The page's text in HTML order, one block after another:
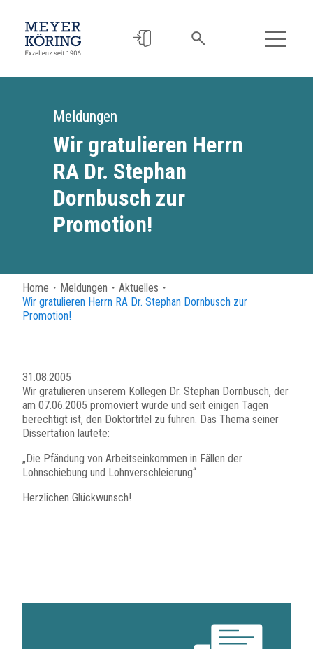
Meldungen
Wir gratulieren Herrn
RA Dr. Stephan
Dornbusch zur
Promotion!
Home ・ Meldungen ・ Aktuelles ・
Wir gratulieren Herrn RA Dr. Stephan Dornbusch zur
Promotion!
31.08.2005
Wir gratulieren unserem Kollegen Dr. Stephan Dornbusch, der
am 07.06.2005 promoviert wurde und seit einigen Tagen
berechtigt ist, den Doktortitel zu führen. Das Thema seiner
Dissertation lautete:
„Die Pfändung von Arbeitseinkommen in Fällen der
Lohnschiebung und Lohnverschleierung“
Herzlichen Glückwunsch!